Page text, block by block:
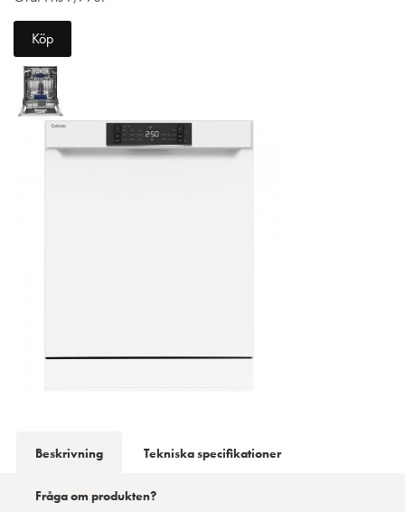
Köp
Beskrivning Tekniska specifikationer
Fråga om produkten?